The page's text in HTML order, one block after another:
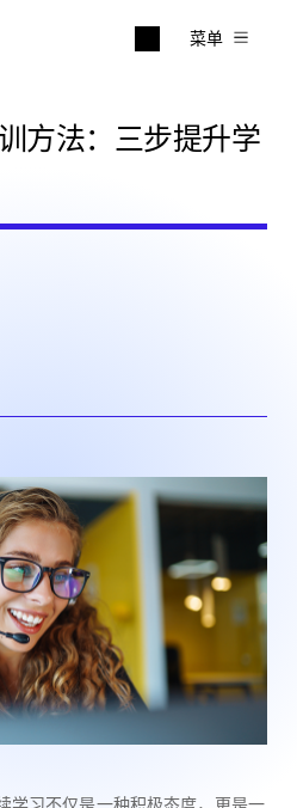
菜单
方法：三步提升学